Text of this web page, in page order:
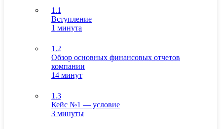
1.1
Вступление
1 минута
1.2
Обзор основных финансовых отчетов
компании
14 минут
1.3
Кейс №1 — условие
3 минуты